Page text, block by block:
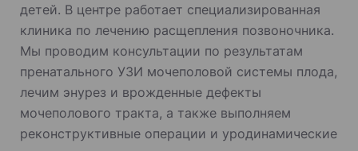
детей. В центре работает специализированная
клиника по лечению расщепления позвоночника.
Мы проводим консультации по результатам
пренатального УЗИ мочеполовой системы плода,
лечим энурез и врожденные дефекты
мочеполового тракта, а также выполняем
реконструктивные операции и уродинамические